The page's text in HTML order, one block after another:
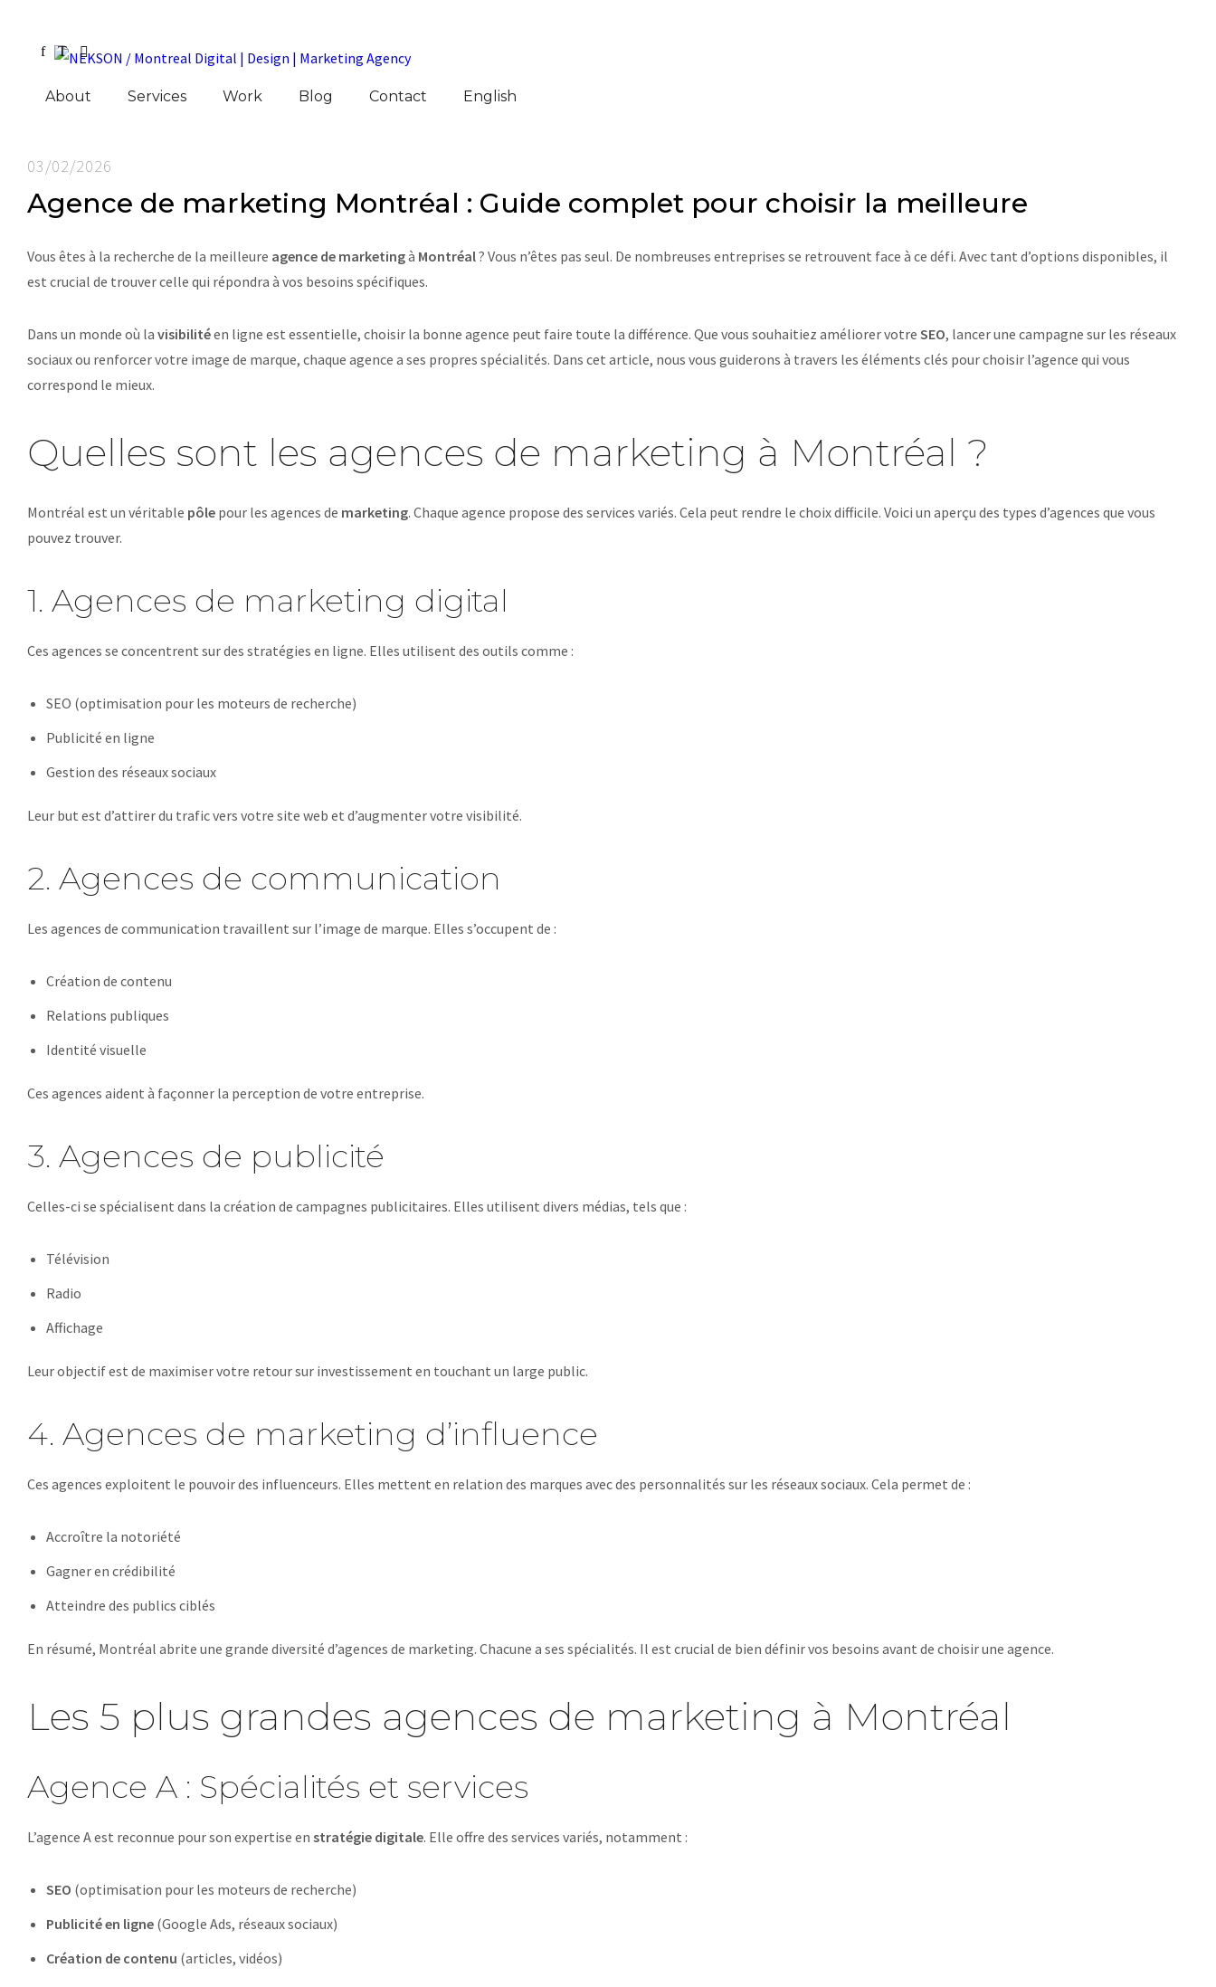
About Services Work Blog Contact English
03/02/2026
Agence de marketing Montréal : Guide complet pour choisir la meilleure
Vous êtes à la recherche de la meilleure agence de marketingà Montréal? Vous n’êtes pas seul. De nombreuses entreprises se retrouvent face à ce défi. Avec tant d’options disponibles, il
est crucial de trouver celle qui répondra à vos besoins spécifiques.
Dans un monde où la visibilitéen ligne est essentielle, choisir la bonne agence peut faire toute la différence. Que vous souhaitiez améliorer votre SEO, lancer une campagne sur les réseaux
sociaux ou renforcer votre image de marque, chaque agence a ses propres spécialités. Dans cet article, nous vous guiderons à travers les éléments clés pour choisir l’agence qui vous
correspond le mieux.
Quelles sont les agences de marketing à Montréal ?
Montréal est un véritable pôle pour les agences de marketing. Chaque agence propose des services variés. Cela peut rendre le choix difficile. Voici un aperçu des types d’agences que vous
pouvez trouver.
1. Agences de marketing digital
Ces agences se concentrent sur des stratégies en ligne. Elles utilisent des outils comme :
SEO (optimisation pour les moteurs de recherche)
Publicité en ligne
Gestion des réseaux sociaux
Leur but est d’attirer du trafic vers votre site web et d’augmenter votre visibilité.
2. Agences de communication
Les agences de communication travaillent sur l’image de marque. Elles s’occupent de :
Création de contenu
Relations publiques
Identité visuelle
Ces agences aident à façonner la perception de votre entreprise.
3. Agences de publicité
Celles-ci se spécialisent dans la création de campagnes publicitaires. Elles utilisent divers médias, tels que :
Télévision
Radio
Affichage
Leur objectif est de maximiser votre retour sur investissement en touchant un large public.
4. Agences de marketing d’influence
Ces agences exploitent le pouvoir des influenceurs. Elles mettent en relation des marques avec des personnalités sur les réseaux sociaux. Cela permet de :
Accroître la notoriété
Gagner en crédibilité
Atteindre des publics ciblés
En résumé, Montréal abrite une grande diversité d’agences de marketing. Chacune a ses spécialités. Il est crucial de bien définir vos besoins avant de choisir une agence.
Les 5 plus grandes agences de marketing à Montréal
Agence A : Spécialités et services
L’agence A est reconnue pour son expertise en stratégie digitale. Elle offre des services variés, notamment :
SEO (optimisation pour les moteurs de recherche)
Publicité en ligne(Google Ads, réseaux sociaux)
Création de contenu (articles, vidéos)